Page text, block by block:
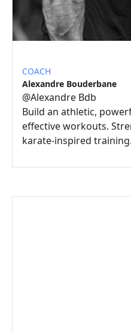
COACH
Alexandre Bouderbane
@Alexandre Bdb
Build an athletic,
effective workouts.
karate-inspired